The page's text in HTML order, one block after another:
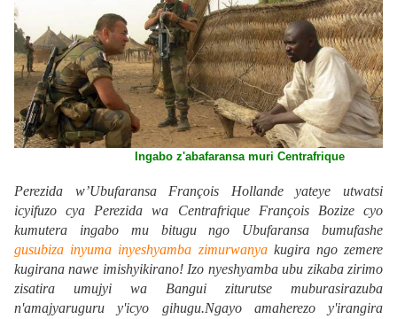
Ingabo z'abafaransa muri Centrafrique
Perezida w’Ubufaransa François Hollande yateye utwatsi
icyifuzo cya Perezida wa Centrafrique François Bozize cyo
kumutera ingabo mu bitugu ngo Ubufaransa bumufashe
gusubiza inyuma inyeshyamba zimurwanyakugira ngo zemere
kugirana nawe imishyikirano! Izo nyeshyamba ubu zikaba zirimo
zisatira umujyi wa Bangui ziturutse muburasirazuba
n'amajyaruguru y'icyo gihugu.Ngayo amaherezo y'irangira